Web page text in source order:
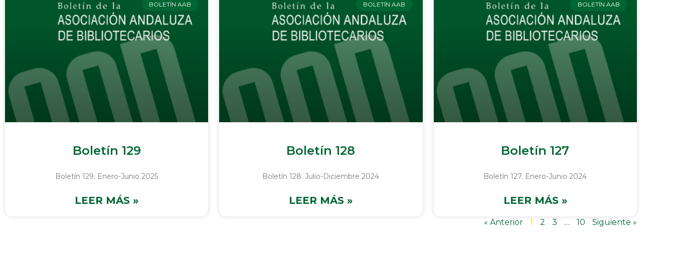
BOLETÍN AAB
Boletín 129
Boletín 129. Enero-Junio 2025
LEER MÁS »
BOLETÍN AAB
Boletín 128
Boletín 128. Julio-Diciembre 2024
LEER MÁS »
BOLETÍN AAB
Boletín 127
Boletín 127. Enero-Junio 2024
LEER MÁS »
« Anterior 1 2 3 … 10 Siguiente »